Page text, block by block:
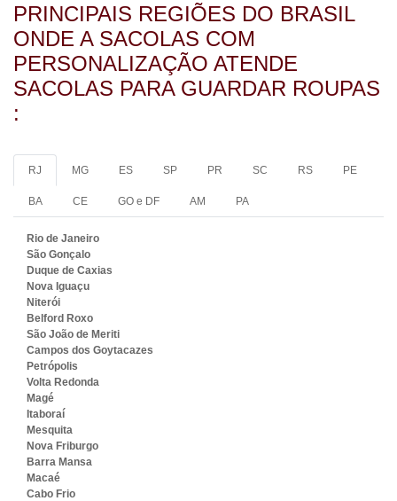
PRINCIPAIS REGIÕES DO BRASIL
ONDE A SACOLAS COM
PERSONALIZAÇÃO ATENDE
SACOLAS PARA GUARDAR ROUPAS​
:
RJ MG ES SP PR SC RS PE
BA CE GO e DF AM PA
Rio de Janeiro
São Gonçalo
Duque de Caxias
Nova Iguaçu
Niterói
Belford Roxo
São João de Meriti
Campos dos Goytacazes
Petrópolis
Volta Redonda
Magé
Itaboraí
Mesquita
Nova Friburgo
Barra Mansa
Macaé
Cabo Frio